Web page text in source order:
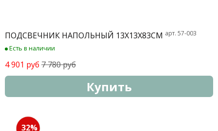
ПОДСВЕЧНИК НАПОЛЬНЫЙ 13X13X83СМ арт. 57-003
Есть в наличии
4 901 руб 7 780 руб
Купить
32%